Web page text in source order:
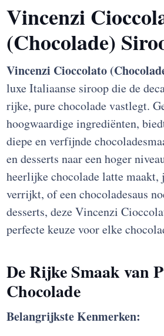
Vincenzi
(Chocolade)
Vincenzi Cioccolato
luxe Italiaanse siroop die de
rijke, pure chocolade vastlegt.
hoogwaardige ingrediënten,
diepe en verfijnde
en desserts naar een hoger
heerlijke chocolade latte maakt,
verrijkt, of een chocoladesaus
desserts, deze Vincenzi
perfecte keuze voor elke
De Rijke Smaak van
Chocolade
Belangrijkste Kenmerken: